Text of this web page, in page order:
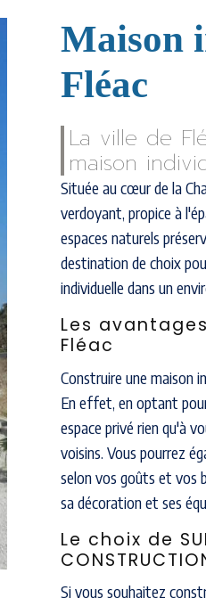
Maison
Fléac
La ville de
maison
Située au cœur de la
verdoyant, propice à
espaces naturels
destination de choix
individuelle dans un
Les
Fléac
Construire une maison
En effet, en optant
espace privé rien qu'à
voisins. Vous pourrez
selon vos goûts et vos
sa décoration et ses
Le choix de
Si vous souhaitez